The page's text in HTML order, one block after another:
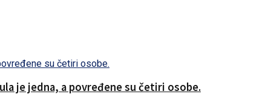
je jedna, a povređene su četiri osobe.